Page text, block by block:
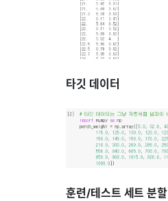
타깃 데이터
훈련/테스트 세트 분할